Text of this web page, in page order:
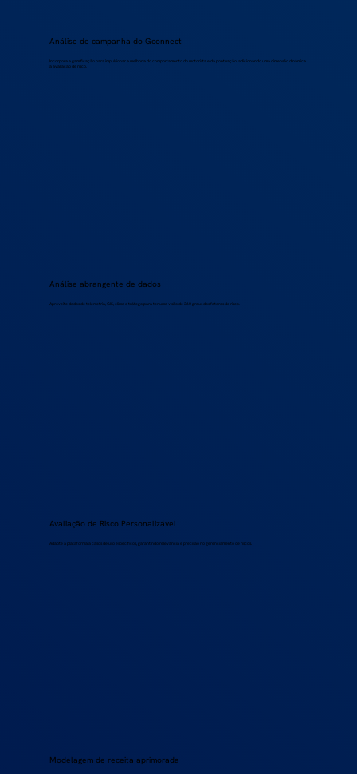
Análise de campanha do Gconnect
Incorpora a gamificação para impulsionar a melhoria do comportamento do motorista e da pontuação, adicionando uma dimensão dinâmica
à avaliação de risco.
Análise abrangente de dados
Aproveite dados de telemetria, GIS, clima e tráfego para ter uma visão de 360 graus dos fatores de risco.
Avaliação de Risco Personalizável
Adapte a plataforma a casos de uso específicos, garantindo relevância e precisão no gerenciamento de riscos.
Modelagem de receita aprimorada